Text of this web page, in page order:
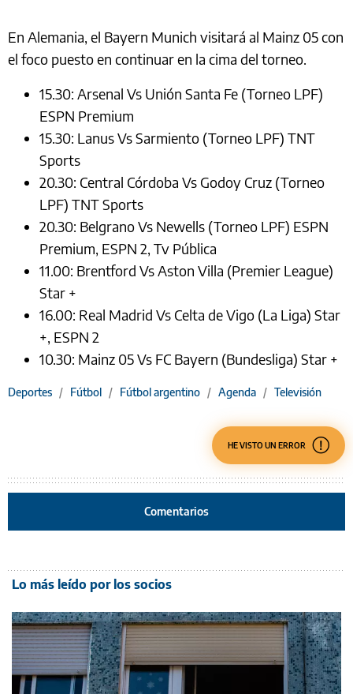
En Alemania, el Bayern Munich visitará al Mainz 05 con
el foco puesto en continuar en la cima del torneo.
15.30: Arsenal Vs Unión Santa Fe (Torneo LPF)
ESPN Premium
15.30: Lanus Vs Sarmiento (Torneo LPF) TNT
Sports
20.30: Central Córdoba Vs Godoy Cruz (Torneo
LPF) TNT Sports
20.30: Belgrano Vs Newells (Torneo LPF) ESPN
Premium, ESPN 2, Tv Pública
11.00: Brentford Vs Aston Villa (Premier League)
Star +
16.00: Real Madrid Vs Celta de Vigo (La Liga) Star
+, ESPN 2
10.30: Mainz 05 Vs FC Bayern (Bundesliga) Star +
Deportes / Fútbol / Fútbol argentino / Agenda / Televisión
HE VISTO UN ERROR
Comentarios
Lo más leído por los socios